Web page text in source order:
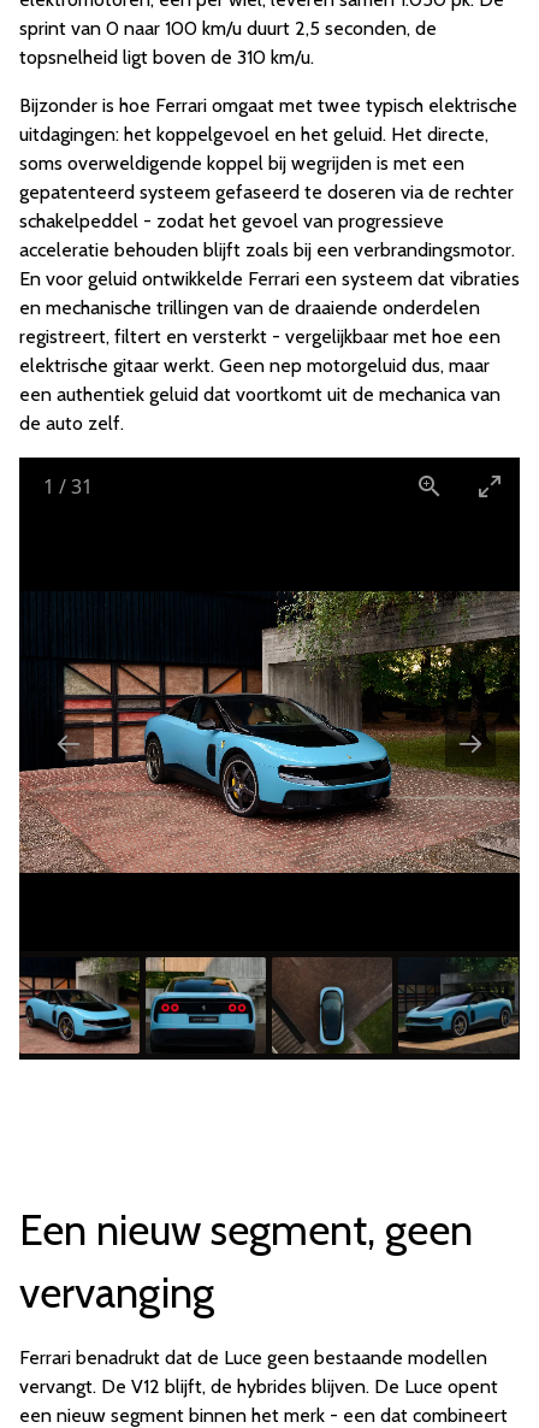
sprint van 0 naar 100 km/u duurt 2,5 seconden, de
topsnelheid ligt boven de 310 km/u.
Bijzonder is hoe Ferrari omgaat met twee typisch elektrische
uitdagingen: het koppelgevoel en het geluid. Het directe,
soms overweldigende koppel bij wegrijden is met een
gepatenteerd systeem gefaseerd te doseren via de rechter
schakelpeddel - zodat het gevoel van progressieve
acceleratie behouden blijft zoals bij een verbrandingsmotor.
En voor geluid ontwikkelde Ferrari een systeem dat vibraties
en mechanische trillingen van de draaiende onderdelen
registreert, filtert en versterkt - vergelijkbaar met hoe een
elektrische gitaar werkt. Geen nep motorgeluid dus, maar
een authentiek geluid dat voortkomt uit de mechanica van
de auto zelf.
1 /31
Een nieuw segment, geen
vervanging
Ferrari benadrukt dat de Luce geen bestaande modellen
vervangt. De V12 blijft, de hybrides blijven. De Luce opent
een nieuw segment binnen het merk - een dat combineert